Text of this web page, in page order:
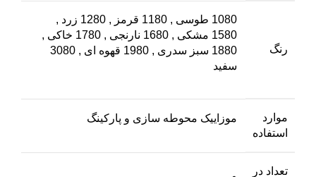
رنگ
1080 طوسی , 1180 قرمز , 1280 زرد
,
1580 مشکی
, 1680 نارنجی , 1780 خاکی
,
1880 سبز سدری
, 1980 قهوه ای ,
3080
سفید
موارد
استفاده
موزاییک محوطه سازی و پارکینگ
تعداد در